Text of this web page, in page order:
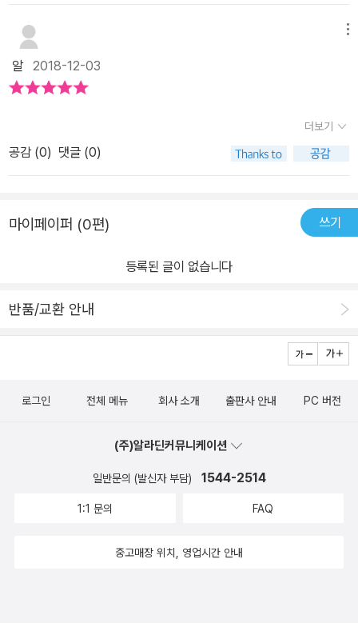
기 영어일기를 작성할 때 패턴과 문장 쓰기 방법등을예시를 통해 배
워보고 필요한 문장은 응용해가며 쓸 수 있어서 좋네요. €#기적의영
어일기 #생활일기 #영어일기 #혼자쓰는영어일기 일기의 기본은 날
게 쓰면 좋은지표현이 한 눈에 들어오도록 나와 있어서 꼭 기억해 두
면 좋아요.요일 -> 월일 -> 연도 순으로 쓰는 영어표현법도 자세히
나와 있으니어렵지 않게 영어일기 쓰기를 배울 수 있어요. #기적의
사실 이건 영어 일기 뿐 아니라 우리말로 일기를 쓸 때도 필요한 구성
요소 들이에요.일기 쓰기의 기본에 대해 다시 한 번 정리해 두어서이
내용을 잘 기억해둔다면 우리말 일기와 영어 일기 모두 잘 쓸 수 있을
일기 앞서 살펴본대로 4단계로 구성된 영어일기.먼저 영어일기의 본
만만해지는 패턴연습을 통해 문법도 알아볼 수 있어요.이렇게 한 두
영어일기 #생활일기 #영어일기 #혼자쓰는영어일기 패턴을 알아보
로 오늘 일기 다시 보기를 통해 배운 내용을 복습하고 익히면 마무리
을 익힐 수 있으니아이들의 영어 일기 더 이상 어렵지 않을 것 같아요.
무작정 쓰게 하는 것 보다 이렇게 패턴을 알아두고 응용한다면영어일
일기 #혼자쓰는영어일기 영어일기 책을 보더니 일기쓰기를 시작하
결이가 영어를 쓸 수 있게 되면#영어일기쓰기 도전해 보고 싶네요!#
기적의영어일기차례 입니다!아이들이 친숙하게 생각할 수 있는 주제
들,예를 들면 가족, 학교생활, 일상생활, 애완동물 등의주제들로일기
가 구성되어 있어요.#영어일기쓰는법기적의영어일기 에서는4단계
로 알려주고 있더라구요1. 하루를 정리하며 주제를 정하고,2. 주제와
관련된 어휘와 표현을 떠올려요3. 그 후엔 일어난 일들에 대해 써 보
고,4. 마지막으로 느낌이나 의견을 솔직하게 쓰면 끝!기적의 영어일
쉬운 표현들이기는 하지만다양한 패턴과 가족과 관련된 어휘들이 나
와 있어요.기적의 영어일기에서는중요한 어휘를 따로 정리해 두어서
어서,그 패턴들만 다 익히더라도일기를 쉽게 쓸 수 있는 원동력이 되
지요.UNIT2 에 이미be good at 이 나오다니..!!마지막으로는오늘
수 있어요.기적의영어일기 생활일기 편은초등 영어일기에 쓰이는패
턴 135개를 익힐 수 있는,이것만 알면 일기 반 이상은 쓸 수 있게 되
패턴 잘 익히길 바라 봅니다!
알2018-12-03
더보기
공감 (0) 댓글 (0)
마이페이퍼 (0편) 쓰기
등록된 글이 없습니다
반품/교환 안내
로그인 전체 메뉴 회사 소개 출판사 안내 PC 버전
(주)알라딘커뮤니케이션
일반문의 (발신자 부담) 1544-2514
1:1 문의 FAQ
중고매장 위치, 영업시간 안내